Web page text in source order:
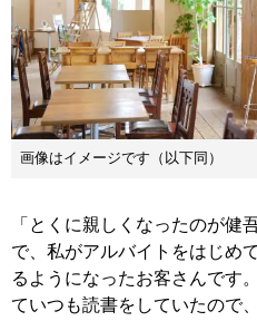
画像はイメージです（以下同）
「とくに親しくなったのが健
で、私がアルバイトをはじめ
るようになったお客さんです
ていつも読書をしていたので、